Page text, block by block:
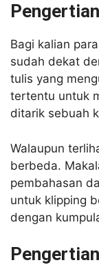
Bagi kalian
sudah dekat
tulis yang
tertentu untuk
ditarik sebuah
Walaupun
berbeda.
pembahasan
untuk klipping
dengan